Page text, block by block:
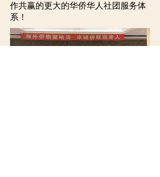
作共赢的更大的华侨华人社团服务体
系！